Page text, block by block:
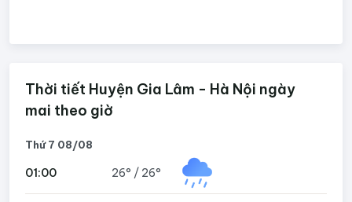
Thời tiết Huyện Gia Lâm - Hà Nội ngày
mai theo giờ
Thứ 7 08/08
01:00 26° / 26°